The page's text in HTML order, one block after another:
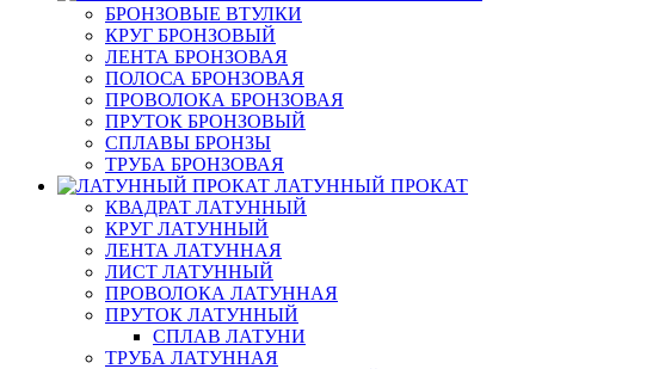
БРОНЗОВЫЕ ВТУЛКИ
КРУГ БРОНЗОВЫЙ
ЛЕНТА БРОНЗОВАЯ
ПОЛОСА БРОНЗОВАЯ
ПРОВОЛОКА БРОНЗОВАЯ
ПРУТОК БРОНЗОВЫЙ
СПЛАВЫ БРОНЗЫ
ТРУБА БРОНЗОВАЯ
ЛАТУННЫЙ ПРОКАТ
КВАДРАТ ЛАТУННЫЙ
КРУГ ЛАТУННЫЙ
ЛЕНТА ЛАТУННАЯ
ЛИСТ ЛАТУННЫЙ
ПРОВОЛОКА ЛАТУННАЯ
ПРУТОК ЛАТУННЫЙ
СПЛАВ ЛАТУНИ
ТРУБА ЛАТУННАЯ